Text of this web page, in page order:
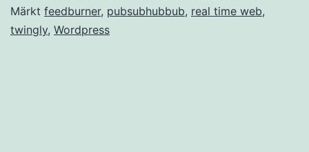
time
Märkt feedburner, pubsubhubbub, real time web,
twingly, Wordpress